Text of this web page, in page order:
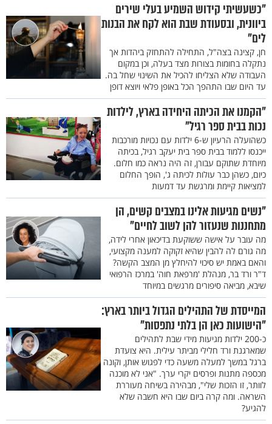
"כשעשיתי קידוש השמיע בעלי שירים
ביוונית, ובסעודת שבת הוא לקח את הבנות
לים"
חן, קצינה בצה"ל, התחילה להתחזק ביהדות אך
נתקלה בחומות בצורות מצד בעלה, וכן במקום
העבודה שלא הצליחו להכיל את השינוי שחל בה.
עד היום שבו התהפך הכל באופן פלאי ויוצא דופן
"הקמנו את הכיתה היחידה בארץ, לילדות
נכות בבית ספר רגיל"
כשהועלה הרעיון ש-6 ילדות עם נכויות מורכבות
ייכנסו ללמוד בבית ספר בית יעקב רגיל, בכיתה
מיוחדת שתוקם עבורן, זה היה נראה כמו חלום.
כיום, כשהן כבר עולות לכיתה ג', הופך החלום
למציאות קיימת ומרגשת עד דמעות
"נשים מגיעות אלינו במצבים קשים, הן
מתחננות שנעזור להן לשוב לחיים"
מה עובר על אישה ששוקעת בדיכאון אחרי לידה,
מה גורם לה להבין שהיא זקוקה למענה מקצועי,
והאם באמת יש סיכוי להיחלץ מן המצב הקשה?
ד"ר ורד בר, מנהלת 'מרפאת חוה' במרכז הרפואי
שיבא, מביאה סיפורים מרגשים במיוחד
המייסדת של התהילים הגדול ביותר בארץ:
"הישועות כאן הן בלתי נתפסות"
כ-200 ילדות מגיעות מידי שבת לתהילים
שמארגנת ורד חלילי מביתר עילית. היא צועדת
ברגל במשך למעלה משעה כדי לפגוש אותן, וקונה
מכספה מתנות ופרסים יקרי ערך. "אני לא מוכנה
לוותר, זו הזכות שלי", מבהירה בשיחה מעוררת
השראה. ומה קרה ביום שבו היא חשבה שלא
להגיע?